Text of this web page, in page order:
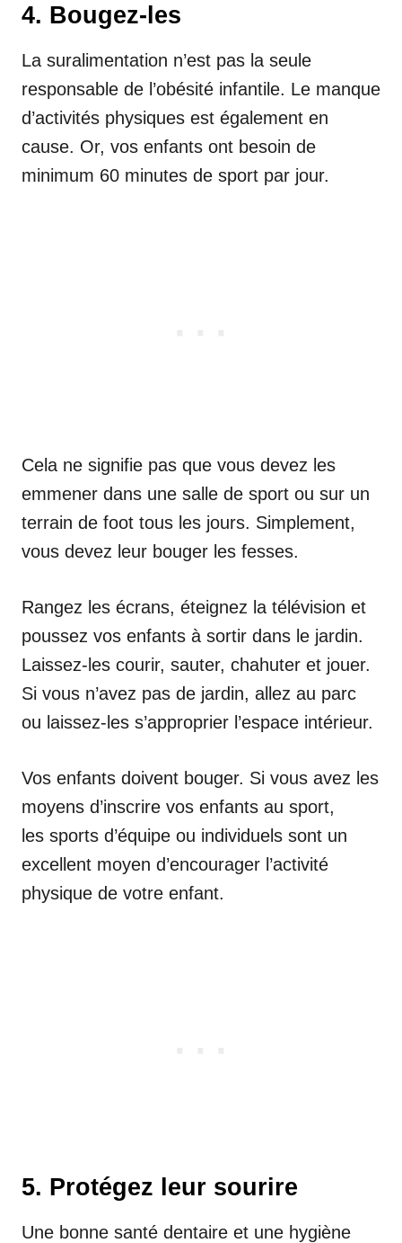
4. Bougez-les
La suralimentation n’est pas la seule
responsable de l’obésité infantile. Le manque
d’activités physiques est également en
cause. Or, vos enfants ont besoin de
minimum 60 minutes de sport par jour.
Cela ne signifie pas que vous devez les
emmener dans une salle de sport ou sur un
terrain de foot tous les jours. Simplement,
vous devez leur bouger les fesses.
Rangez les écrans, éteignez la télévision et
poussez vos enfants à sortir dans le jardin.
Laissez-les courir, sauter, chahuter et jouer.
Si vous n’avez pas de jardin, allez au parc
ou laissez-les s’approprier l’espace intérieur.
Vos enfants doivent bouger. Si vous avez les
moyens d’inscrire vos enfants au sport,
les sports d’équipe ou individuels sont un
excellent moyen d’encourager l’activité
physique de votre enfant.
5. Protégez leur sourire
Une bonne santé dentaire et une hygiène